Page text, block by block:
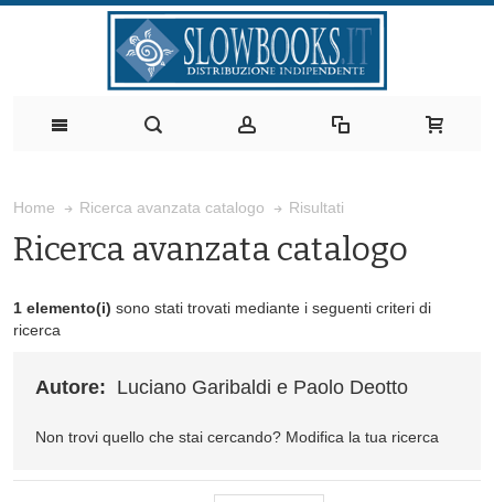
Home Ricerca avanzata catalogo Risultati
Ricerca avanzata catalogo
1 elemento(i) sono stati trovati mediante i seguenti criteri di
ricerca
Autore: Luciano Garibaldi e Paolo Deotto
Non trovi quello che stai cercando? Modifica la tua ricerca